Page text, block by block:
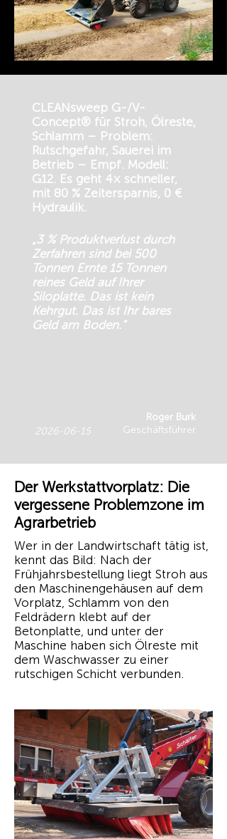
CLEANsweep G-/V-
Concept® für Stroh, Ölreste,
Schlamm – Problem:
Rutschgefahr, Sauerei im
Betrieb – Empf. Modell:
G12. Es geht 4× schneller,
mit 80 % Zeitersparnis, 0 €
Hydraulik.
„3 % Produktverlust durch
Zerfahren sind bei 500
Tonnen Ernte 15 Tonnen
reines Geld auf Ihrer
Siloplatte. Das ist kein
Kehrgut. Das ist Ihr bares
Geld am Boden.“
2026-06-15
Roger Burk
Geschäftsführer
Der Werkstattvorplatz: Die
vergessene Problemzone im
Agrarbetrieb
Wer in der Landwirtschaft tätig ist,
kennt das Bild: Nach der
Frühjahrsbestellung liegt Stroh aus
den Maschinengehäusen auf dem
Vorplatz, Schlamm von den
Feldrädern klebt auf der
Betonplatte, und unter der
Maschine haben sich Ölreste mit
dem Waschwasser zu einer
rutschigen Schicht verbunden.